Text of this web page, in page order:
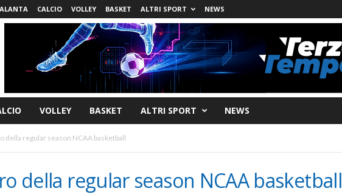
CALCIO VOLLEY BASKET ALTRI SPORT NEWS
VOLLEY BASKET ALTRI SPORT NEWS
della regular season NCAA basketball
della regular season NCAA basketball